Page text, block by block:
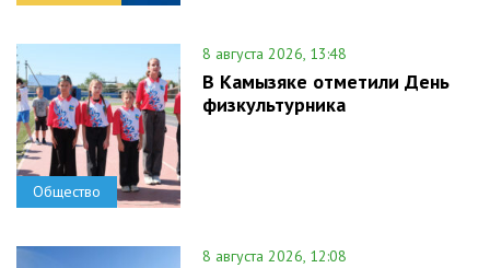
Общество
8 августа 2026, 13:48
В Камызяке отметили День
физкультурника
8 августа 2026, 12:08